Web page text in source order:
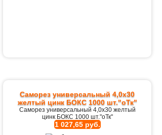
Саморез универсальный 4,0х30
желтый цинк БОКС 1000 шт."оТк"
Саморез универсальный 4,0х30 желтый
цинк БОКС 1000 шт."оТк"
1 027,65 руб.